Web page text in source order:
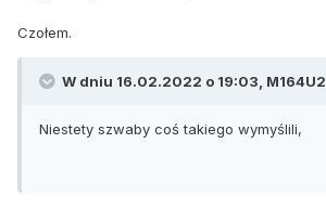
Czołem.
W dniu 16.02.2022 o 19:03, M164U2
Niestety szwaby coś takiego wymyślili,